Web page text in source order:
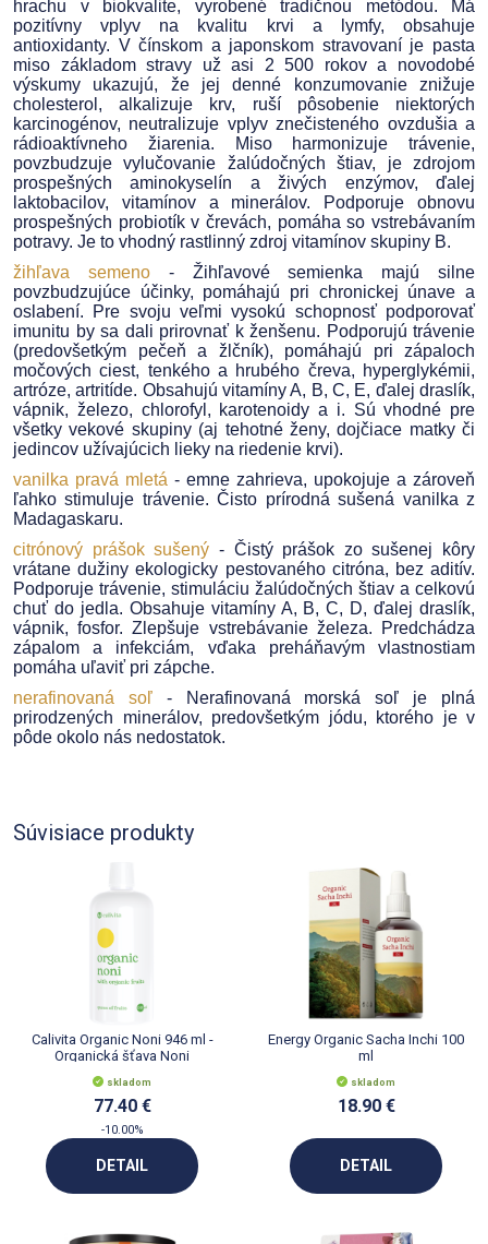
hrachu v biokvalite, vyrobené tradičnou metódou. Má
pozitívny vplyv na kvalitu krvi a lymfy, obsahuje
antioxidanty. V čínskom a japonskom stravovaní je pasta
miso základom stravy už asi 2 500 rokov a novodobé
výskumy ukazujú, že jej denné konzumovanie znižuje
cholesterol, alkalizuje krv, ruší pôsobenie niektorých
karcinogénov, neutralizuje vplyv znečisteného ovzdušia a
rádioaktívneho žiarenia. Miso harmonizuje trávenie,
povzbudzuje vylučovanie žalúdočných štiav, je zdrojom
prospešných aminokyselín a živých enzýmov, ďalej
laktobacilov, vitamínov a minerálov. Podporuje obnovu
prospešných probiotík v črevách, pomáha so vstrebávaním
potravy. Je to vhodný rastlinný zdroj vitamínov skupiny B.
žihľava semeno - Žihľavové semienka majú silne
povzbudzujúce účinky, pomáhajú pri chronickej únave a
oslabení. Pre svoju veľmi vysokú schopnosť podporovať
imunitu by sa dali prirovnať k ženšenu. Podporujú trávenie
(predovšetkým pečeň a žlčník), pomáhajú pri zápaloch
močových ciest, tenkého a hrubého čreva, hyperglykémii,
artróze, artritíde. Obsahujú vitamíny A, B, C, E, ďalej draslík,
vápnik, železo, chlorofyl, karotenoidy a i. Sú vhodné pre
všetky vekové skupiny (aj tehotné ženy, dojčiace matky či
jedincov užívajúcich lieky na riedenie krvi).
vanilka pravá mletá - emne zahrieva, upokojuje a zároveň
ľahko stimuluje trávenie. Čisto prírodná sušená vanilka z
Madagaskaru.
citrónový prášok sušený - Čistý prášok zo sušenej kôry
vrátane dužiny ekologicky pestovaného citróna, bez aditív.
Podporuje trávenie, stimuláciu žalúdočných štiav a celkovú
chuť do jedla. Obsahuje vitamíny A, B, C, D, ďalej draslík,
vápnik, fosfor. Zlepšuje vstrebávanie železa. Predchádza
zápalom a infekciám, vďaka preháňavým vlastnostiam
pomáha uľaviť pri zápche.
nerafinovaná soľ - Nerafinovaná morská soľ je plná
prirodzených minerálov, predovšetkým jódu, ktorého je v
pôde okolo nás nedostatok.
Súvisiace produkty
Calivita Organic Noni 946 ml -
Organická šťava Noni
skladom
77.40 €
-10.00%
DETAIL
Energy Organic Sacha Inchi 100
ml
skladom
18.90 €
DETAIL